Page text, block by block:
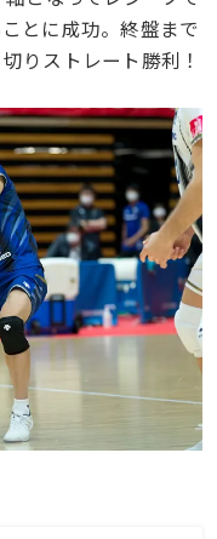
とに成功。終盤まで
りストレート勝利！